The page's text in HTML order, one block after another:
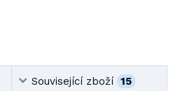
Související zboží 15